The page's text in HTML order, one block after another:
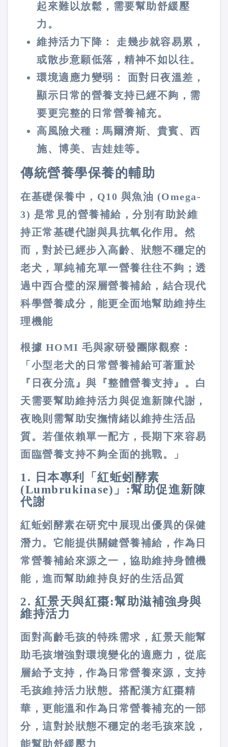
起來難以放鬆，需要幫助舒緩壓
力。
維持活力下降： 走幾步就容易累，
或散步意願低落，精神不如以往。
環境適應力變弱：
面對日夜溫差，
顯示日常的營養支持已經不夠，需
要更完整的日常營養補充。
高風險犬種： 馬爾濟斯、貴賓、西
施、博美、吉娃娃等。
傳統營養學保養的輔助
在基礎保養中，Q10 與魚油 (Omega-
3) 是常見的營養補給，分別有助於維
持正常基礎代謝與具抗氧化作用。然
而，對於已經步入高齡、狀態不穩定的
老犬，單純補充單一營養往往不夠；透
過中西合璧的深層營養補給，結合現代
科學營養成分，能更全面地幫助維持生
理機能
根據 HOMI 毛與家研發團隊觀察：
「小型老犬的日常營養補給可著重於
『日夜分流』與『整體營養支持』。白
天需要幫助維持活力與促進新陳代謝，
夜晚則需幫助安撫情緒以維持生活品
質。若僅依賴單一配方，長期下來容易
面臨營養支持不夠全面的挑戰。」
1. 日本專利「紅蚯蚓酵素
(Lumbrukinase)」:幫助促進新陳
代謝
紅蚯蚓酵素在研究中展現出優異的保健
潛力。它能提供關鍵營養補給，作為日
常營養補給來源之一，協助維持身體機
能，進而幫助維持良好的生活品質
2. 紅景天與紅棗:幫助滋補強身與
維持活力
面對高齡毛孩的特殊需求，紅景天能幫
助毛孩增強對環境變化的適應力，從底
層給予支持，作為日常營養來源，支持
毛孩維持活力狀態。搭配漢方紅棗精
華，更能溫和作為日常營養補充的一部
分，這對於狀態不穩定的老毛孩來說，
能幫助舒緩壓力